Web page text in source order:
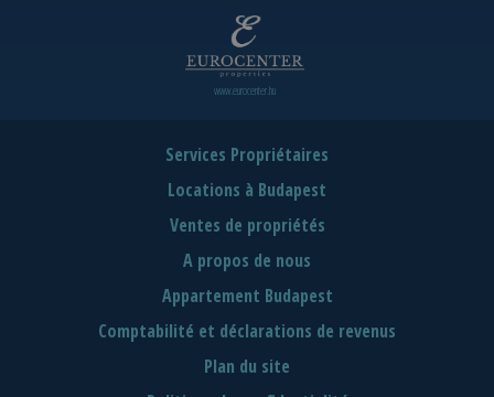
www.eurocenter.hu
Services Propriétaires
Locations à Budapest
Ventes de propriétés
A propos de nous
Appartement Budapest
Comptabilité et déclarations de revenus
Plan du site